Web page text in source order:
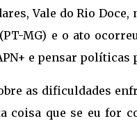
Vale do Rio
MG) e o ato
e pensar
as dificuldades
coisa que se eu for